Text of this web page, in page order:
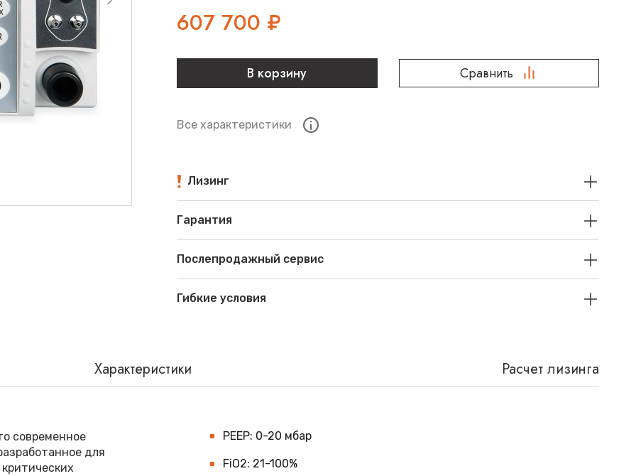
607 700 ₽
В корзину Сравнить
Все характеристики
Лизинг
Гарантия
Послепродажный сервис
Гибкие условия
Характеристики Расчет лизинга
современное
для
PEEP: 0-20 мбар
FiO2: 21-100%